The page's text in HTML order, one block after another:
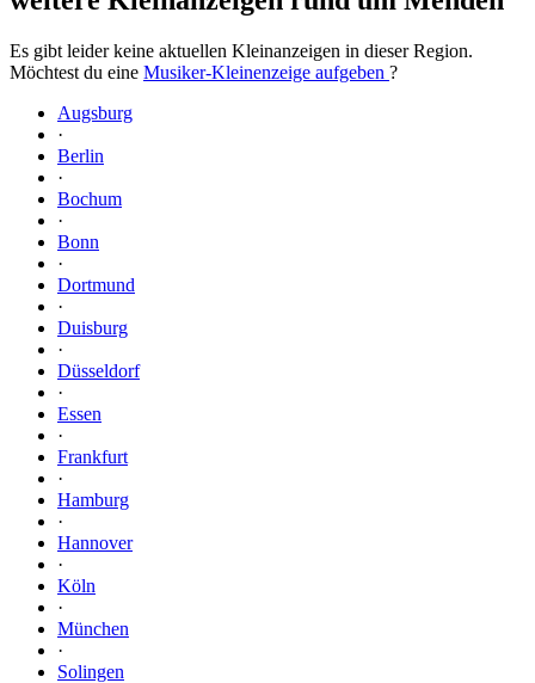
Es gibt leider keine aktuellen Kleinanzeigen in dieser Region.
Möchtest du eine Musiker-Kleinenzeige aufgeben ?
Augsburg
·
Berlin
·
Bochum
·
Bonn
·
Dortmund
·
Duisburg
·
Düsseldorf
·
Essen
·
Frankfurt
·
Hamburg
·
Hannover
·
Köln
·
München
·
Solingen